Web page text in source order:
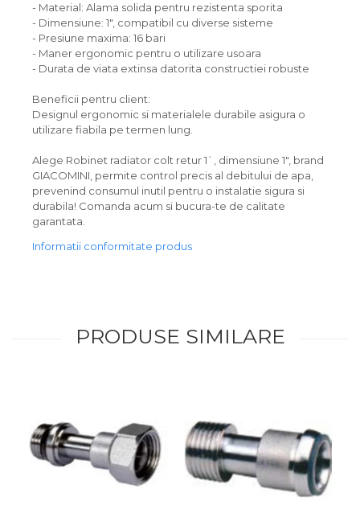
- Material: Alama solida pentru rezistenta sporita
- Dimensiune: 1", compatibil cu diverse sisteme
- Presiune maxima: 16 bari
- Maner ergonomic pentru o utilizare usoara
- Durata de viata extinsa datorita constructiei robuste
Beneficii pentru client:
Designul ergonomic si materialele durabile asigura o
utilizare fiabila pe termen lung.
Alege Robinet radiator colt retur 1`, dimensiune 1", brand
GIACOMINI, permite control precis al debitului de apa,
prevenind consumul inutil pentru o instalatie sigura si
durabila! Comanda acum si bucura-te de calitate
garantata.
Informatii conformitate produs
PRODUSE SIMILARE